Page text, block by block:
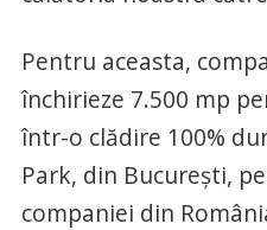
Pentru aceasta,
închirieze 7.500 mp
într-o clădire 100%
Park, din București,
companiei din